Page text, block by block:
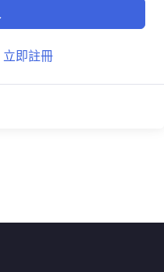
立即註冊